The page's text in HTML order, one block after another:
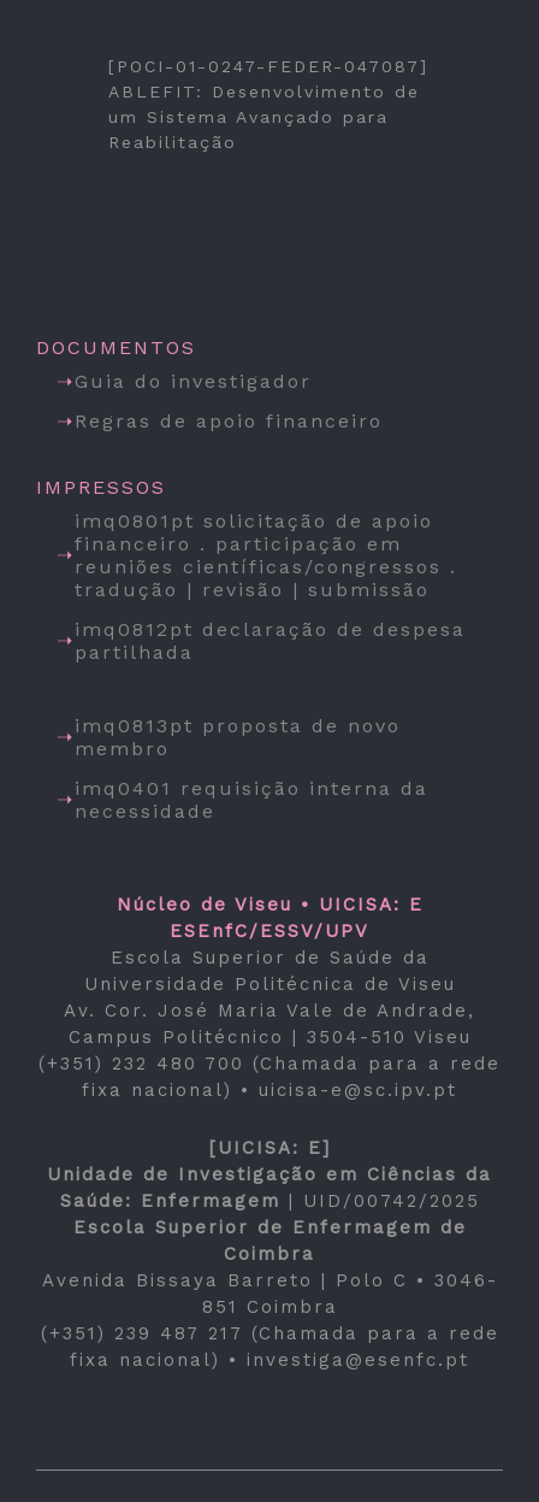
[POCI-01-0247-FEDER-047087]
ABLEFIT: Desenvolvimento de
um Sistema Avançado para
Reabilitação
DOCUMENTOS
Guia do investigador
Regras de apoio financeiro
IMPRESSOS
imq0801pt solicitação de apoio
financeiro . participação em
reuniões científicas/congressos .
tradução | revisão | submissão
imq0812pt declaração de despesa
partilhada
imq0813pt proposta de novo
membro
imq0401 requisição interna da
necessidade
Núcleo de Viseu • UICISA: E
ESEnfC/ESSV/UPV
Escola Superior de Saúde da
Universidade Politécnica de Viseu
Av. Cor. José Maria Vale de Andrade,
Campus Politécnico | 3504-510 Viseu
(+351) 232 480 700 (Chamada para a rede
fixa nacional) • uicisa-e@sc.ipv.pt
[UICISA: E]
Unidade de Investigação em Ciências da
Saúde: Enfermagem |
UID/00742/2025
Escola Superior de Enfermagem de
Coimbra
Avenida Bissaya Barreto | Polo C • 3046-
851 Coimbra
(+351) 239 487 217 (Chamada para a rede
fixa nacional) • investiga@esenfc.pt